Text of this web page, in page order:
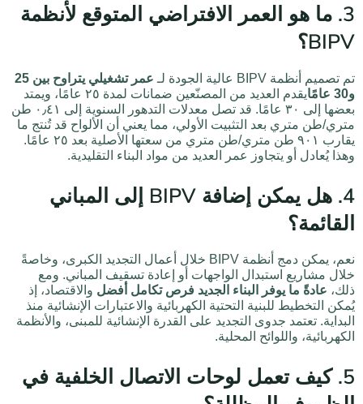
3. ما هو العمر الافتراضي المتوقع لأنظمة
BIPV؟
تم تصميم أنظمة BIPV عالية الجودة لـ
عمر تشغيلي يتراوح بين 25
و30 عامًا
يقدم العديد من المصنّعين ضمانات لمدة ٢٥ عامًا، ويمتد
بعضها إلى ٣٠ عامًا. قد تصل معدلات التدهور السنوية إلى ٠٫٤١ طن
متري/طن متري بعد التثبيت الأولي، مما يعني أن الألواح قد تُنتج ما
يقارب ٩٠١ طن متري/طن متري من سعتها الأصلية بعد ٢٥ عامًا.
وهذا يُعادل أو يتجاوز عمر العديد من مواد البناء التقليدية.
4. هل يمكن إضافة BIPV إلى المباني
القائمة؟
نعم، يمكن دمج أنظمة BIPV خلال أعمال التجديد الكبرى، وخاصةً
خلال مشاريع استبدال الواجهات أو إعادة تسقيف المباني. ومع
ذلك، عادةً ما يوفر البناء الجديد فرص تكامل أفضل والاقتصاد، إذ
يُمكن التخطيط للبنية التحتية الكهربائية والاعتبارات الإنشائية منذ
البداية. تعتمد جدوى التجديد على القدرة الإنشائية للمبنى، والأنظمة
الكهربائية، واللوائح المحلية.
5. كيف تعمل لوحات الاتصال الخلفية في